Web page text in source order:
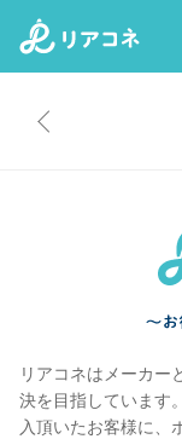
リアコネはメーカー
決を目指しています
入頂いたお客様に、